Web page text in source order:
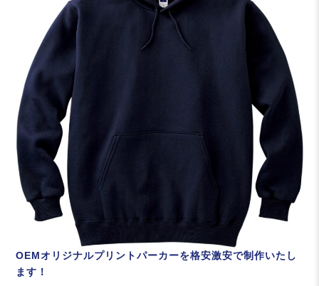
OEMオリジナルプリントパーカーを格安激安で制作いたし
ます！